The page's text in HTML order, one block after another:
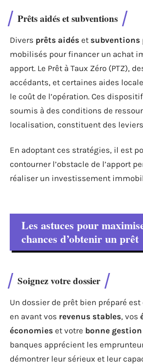
Prêts aidés et subventions
Divers prêts aidés et subventions
mobilisés pour financer un achat
apport. Le Prêt à Taux Zéro (PTZ),
accédants, et certaines aides
le coût de l’opération. Ces
soumis à des conditions de
localisation, constituent des
En adoptant ces stratégies, il est
contourner l’obstacle de l’apport
réaliser un investissement
Les astuces pour
chances d’obtenir un prêt
Soignez votre dossier
Un dossier de prêt bien préparé
en avant vos revenus stables, vos
économies et votre bonne
banques apprécient les
démontrer leur sérieux et leur